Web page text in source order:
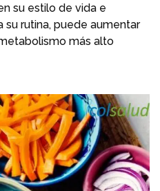
su estilo de vida e
su rutina, puede aumentar
más alto